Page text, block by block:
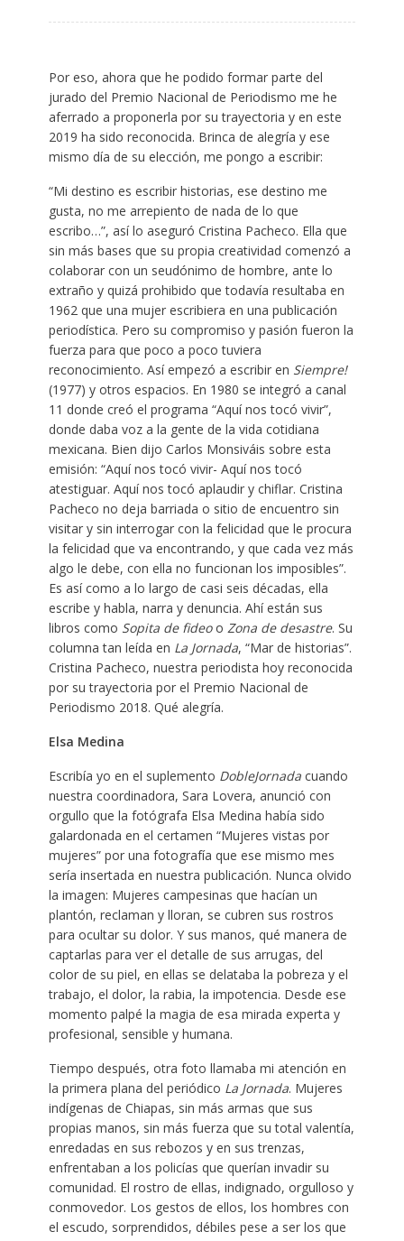
Por eso, ahora que he podido formar parte del
jurado del Premio Nacional de Periodismo me he
aferrado a proponerla por su trayectoria y en este
2019 ha sido reconocida. Brinca de alegría y ese
mismo día de su elección, me pongo a escribir:
“Mi destino es escribir historias, ese destino me
gusta, no me arrepiento de nada de lo que
escribo…”, así lo aseguró Cristina Pacheco. Ella que
sin más bases que su propia creatividad comenzó a
colaborar con un seudónimo de hombre, ante lo
extraño y quizá prohibido que todavía resultaba en
1962 que una mujer escribiera en una publicación
periodística. Pero su compromiso y pasión fueron la
fuerza para que poco a poco tuviera
reconocimiento. Así empezó a escribir en Siempre!
(1977) y otros espacios. En 1980 se integró a canal
11 donde creó el programa “Aquí nos tocó vivir”,
donde daba voz a la gente de la vida cotidiana
mexicana. Bien dijo Carlos Monsiváis sobre esta
emisión: “Aquí nos tocó vivir- Aquí nos tocó
atestiguar. Aquí nos tocó aplaudir y chiflar. Cristina
Pacheco no deja barriada o sitio de encuentro sin
visitar y sin interrogar con la felicidad que le procura
la felicidad que va encontrando, y que cada vez más
algo le debe, con ella no funcionan los imposibles”.
Es así como a lo largo de casi seis décadas, ella
escribe y habla, narra y denuncia. Ahí están sus
libros como Sopita de fideoo Zona de desastre. Su
columna tan leída en La Jornada, “Mar de historias”.
Cristina Pacheco, nuestra periodista hoy reconocida
por su trayectoria por el Premio Nacional de
Periodismo 2018. Qué alegría.
Elsa Medina
Escribía yo en el suplemento DobleJornadacuando
nuestra coordinadora, Sara Lovera, anunció con
orgullo que la fotógrafa Elsa Medina había sido
galardonada en el certamen “Mujeres vistas por
mujeres” por una fotografía que ese mismo mes
sería insertada en nuestra publicación. Nunca olvido
la imagen: Mujeres campesinas que hacían un
plantón, reclaman y lloran, se cubren sus rostros
para ocultar su dolor. Y sus manos, qué manera de
captarlas para ver el detalle de sus arrugas, del
color de su piel, en ellas se delataba la pobreza y el
trabajo, el dolor, la rabia, la impotencia. Desde ese
momento palpé la magia de esa mirada experta y
profesional, sensible y humana.
Tiempo después, otra foto llamaba mi atención en
la primera plana del periódico La Jornada. Mujeres
indígenas de Chiapas, sin más armas que sus
propias manos, sin más fuerza que su total valentía,
enredadas en sus rebozos y en sus trenzas,
enfrentaban a los policías que querían invadir su
comunidad. El rostro de ellas, indignado, orgulloso y
conmovedor. Los gestos de ellos, los hombres con
el escudo, sorprendidos, débiles pese a ser los que